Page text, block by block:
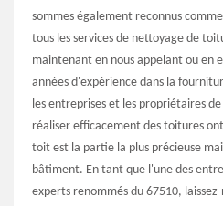
sommes également reconnus
tous les services de nettoyage de
maintenant en nous appelant ou en
années d'expérience dans la
les entreprises et les propriétaires
réaliser efficacement des toitures
toit est la partie la plus précieuse
bâtiment. En tant que l'une des
experts renommés du 67510,